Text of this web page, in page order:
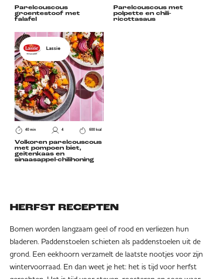
Parelcouscous
groentestoof met
falafel
Parelcouscous met
polpette en chili-
ricottasaus
Lassie
40 min 4 600 kcal
Volkoren parelcouscous
met pompoen biet,
geitenkaas en
sinaasappel-chilihoning
HERFST RECEPTEN
Bomen worden langzaam geel of rood en verliezen hun
bladeren. Paddenstoelen schieten als paddenstoelen uit de
grond. Een eekhoorn verzamelt de laatste nootjes voor zijn
wintervoorraad. En dan weet je het: het is tijd voor herfst